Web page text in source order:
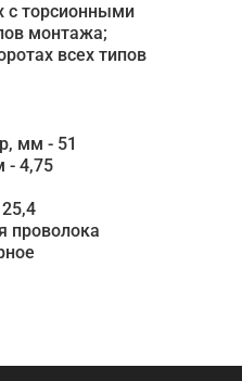
с торсионными
монтажа;
всех типов
мм - 51
- 4,75
проволока